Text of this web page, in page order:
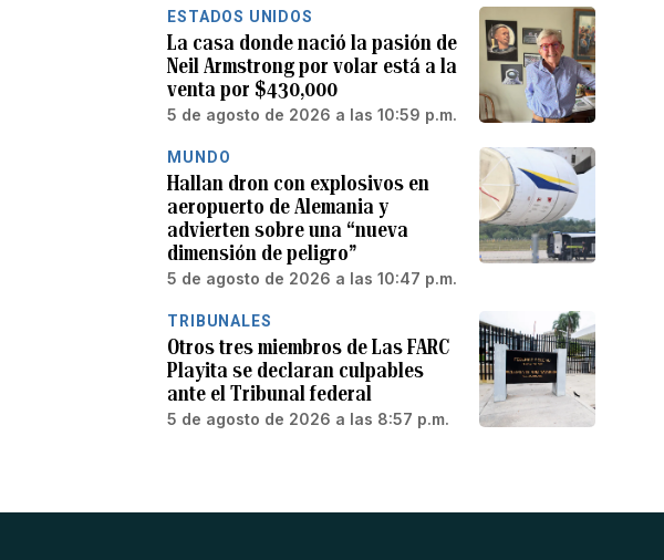
ESTADOS UNIDOS
La casa donde nació la pasión de
Neil Armstrong por volar está a la
venta por $430,000
5 de agosto de 2026 a las 10:59 p.m.
MUNDO
Hallan dron con explosivos en
aeropuerto de Alemania y
advierten sobre una “nueva
dimensión de peligro”
5 de agosto de 2026 a las 10:47 p.m.
TRIBUNALES
Otros tres miembros de Las FARC
Playita se declaran culpables
ante el Tribunal federal
5 de agosto de 2026 a las 8:57 p.m.